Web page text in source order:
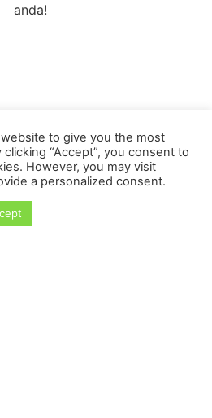
anda!
to give you the most
“Accept”, you consent to
However, you may visit
a personalized consent.